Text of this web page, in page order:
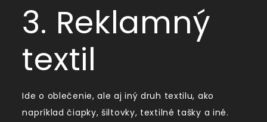
3. Reklamný
textil
Ide o oblečenie, ale aj iný druh textilu, ako
napríklad čiapky, šiltovky, textilné tašky a iné.